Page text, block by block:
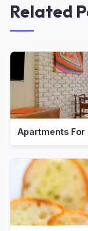
Related
Apartments For